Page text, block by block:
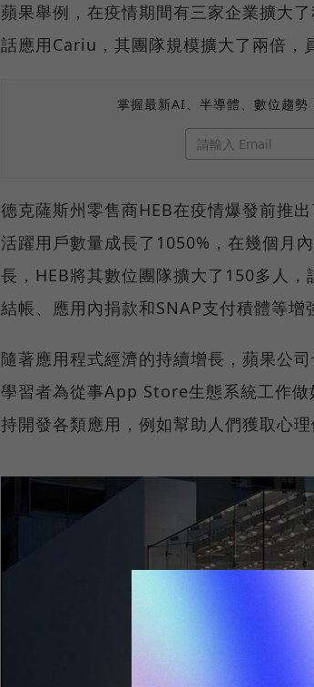
蘋果舉例，在疫情期間有三家企業擴大
話應用Cariu，其團隊規模擴大了兩倍，
掌握最新AI、半導體、數位趨
德克薩斯州零售商HEB在疫情爆發前推
活躍用戶數量成長了1050%，在幾個月
長，HEB將其數位團隊擴大了150多人
結帳、應用內捐款和SNAP支付積體等增
隨著應用程式經濟的持續增長，蘋果公
學習者為從事App Store生態系統工作
持開發各類應用，例如幫助人們獲取心理